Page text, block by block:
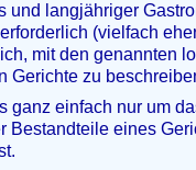
und langjähriger
(vielfach
mit den genannten
Gerichte zu
ganz einfach nur um
Bestandteile eines